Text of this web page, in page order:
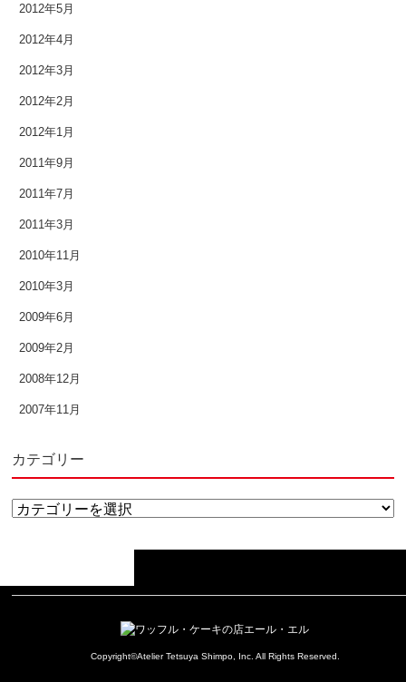
2012年5月
2012年4月
2012年3月
2012年2月
2012年1月
2011年9月
2011年7月
2011年3月
2010年11月
2010年3月
2009年6月
2009年2月
2008年12月
2007年11月
カテゴリー
カ
ー
Copyright©Atelier Tetsuya Shimpo, Inc. All Rights Reserved.
↑